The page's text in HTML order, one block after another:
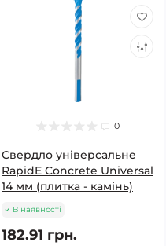
0
Свердло універсальне
RapidE Concrete Universal
14 мм (плитка - камінь)
В наявності
182.91 грн.